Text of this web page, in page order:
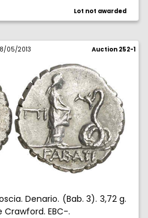
Lot not awarded
05/2013 Auction 252-1
Denario. (Bab. 3). 3,72 g.
Crawford. EBC-.